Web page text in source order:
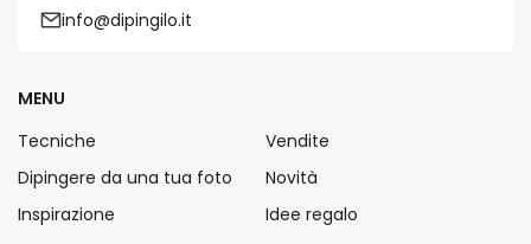
info@dipingilo.it
MENU
Tecniche
Dipingere da una tua foto
Inspirazione
Vendite
Novità
Idee regalo